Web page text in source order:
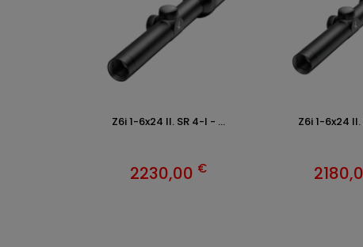
Z6i 1-6x24 II. SR 4-I - ...
2230,00 €
Z6i 1-6x24